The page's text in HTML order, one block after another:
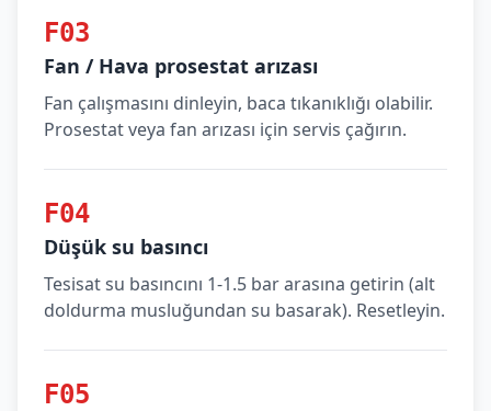
F03
Fan / Hava prosestat arızası
Fan çalışmasını dinleyin, baca tıkanıklığı olabilir.
Prosestat veya fan arızası için servis çağırın.
F04
Düşük su basıncı
Tesisat su basıncını 1-1.5 bar arasına getirin (alt
doldurma musluğundan su basarak). Resetleyin.
F05